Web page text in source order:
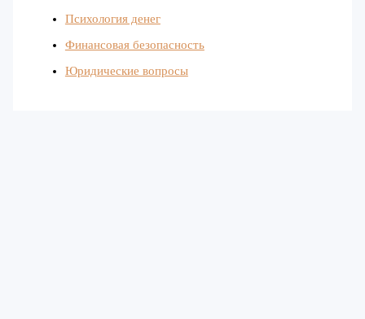
Психология денег
Финансовая безопасность
Юридические вопросы